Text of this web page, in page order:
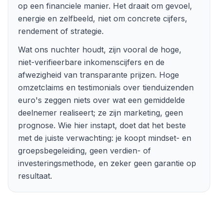
op een financiele manier. Het draait om gevoel,
energie en zelfbeeld, niet om concrete cijfers,
rendement of strategie.
Wat ons nuchter houdt, zijn vooral de hoge,
niet-verifieerbare inkomenscijfers en de
afwezigheid van transparante prijzen. Hoge
omzetclaims en testimonials over tienduizenden
euro's zeggen niets over wat een gemiddelde
deelnemer realiseert; ze zijn marketing, geen
prognose. Wie hier instapt, doet dat het beste
met de juiste verwachting: je koopt mindset- en
groepsbegeleiding, geen verdien- of
investeringsmethode, en zeker geen garantie op
resultaat.